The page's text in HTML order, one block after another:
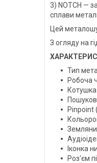
3) NOTCH —
сплави
Цей
З огляду на
Тип
Робоча
Pinpoint
Іконка
Роз'єм